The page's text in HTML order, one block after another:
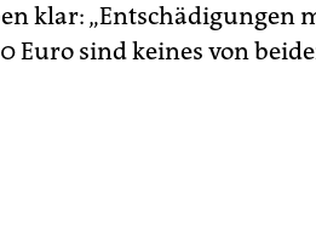
klar: „Entschädigungen
Euro sind keines von